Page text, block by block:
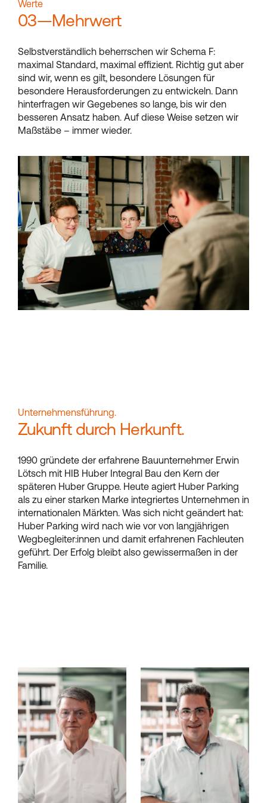
Werte
03—Mehrwert
Selbstverständlich beherrschen wir Schema F:
maximal Standard, maximal effizient. Richtig gut aber
sind wir, wenn es gilt, besondere Lösungen für
besondere Herausforderungen zu entwickeln. Dann
hinterfragen wir Gegebenes so lange, bis wir den
besseren Ansatz haben. Auf diese Weise setzen wir
Maßstäbe – immer wieder.
Unternehmensführung.
Zukunft durch Herkunft.
1990 gründete der erfahrene Bauunternehmer Erwin
Lötsch mit HIB Huber Integral Bau den Kern der
späteren Huber Gruppe. Heute agiert Huber Parking
als zu einer starken Marke integriertes Unternehmen in
internationalen Märkten. Was sich nicht geändert hat:
Huber Parking wird nach wie vor von langjährigen
Wegbegleiter:innen und damit erfahrenen Fachleuten
geführt. Der Erfolg bleibt also gewissermaßen in der
Familie.